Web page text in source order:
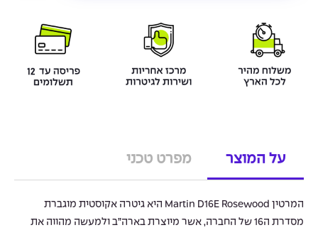
על המוצר מפרט טכני
המרטין Martin D16E Rosewood היא גיטרה אקוסטית מוגברת
מסדרת ה16 של החברה, אשר מיוצרת בארה”ב ולמעשה מהווה את